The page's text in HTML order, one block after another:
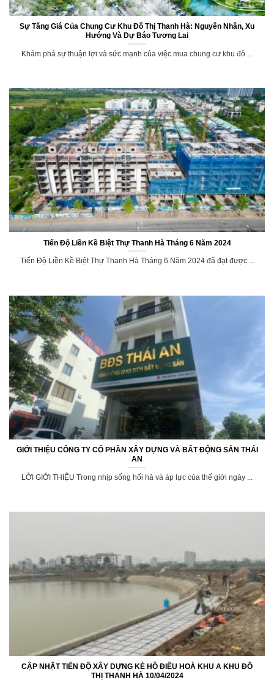
Sự Tăng Giá Của Chung Cư Khu Đô Thị Thanh Hà: Nguyên Nhân, Xu
Hướng Và Dự Báo Tương Lai
Khám phá sự thuận lợi và sức mạnh của việc mua chung cư khu đô ...
Tiến Độ Liền Kề Biệt Thự Thanh Hà Tháng 6 Năm 2024
Tiến Độ Liền Kề Biệt Thự Thanh Hà Tháng 6 Năm 2024 đã đạt được ...
GIỚI THIỆU CÔNG TY CỔ PHẦN XÂY DỰNG VÀ BẤT ĐỘNG SẢN THÁI
AN
LỜI GIỚI THIỆU Trong nhịp sống hối hả và áp lực của thế giới ngày ...
CẬP NHẬT TIẾN ĐỘ XÂY DỰNG KÈ HỒ ĐIỀU HOÀ KHU A KHU ĐÔ
THỊ THANH HÀ 10/04/2024